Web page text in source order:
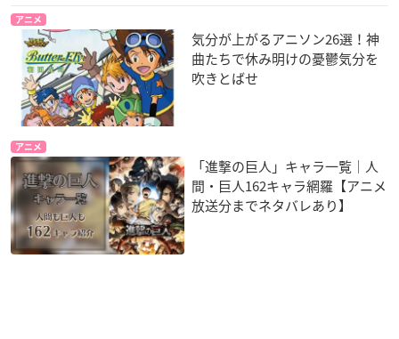
アニメ
気分が上がるアニソン26選！神
曲たちで休み明けの憂鬱気分を
吹きとばせ
アニメ
「進撃の巨人」キャラ一覧｜人
間・巨人162キャラ網羅【アニメ
放送分までネタバレあり】